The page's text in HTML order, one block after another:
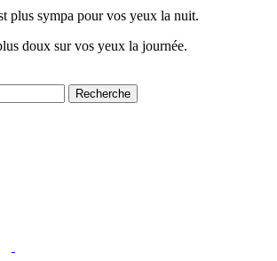
plus sympa pour vos yeux la nuit.
doux sur vos yeux la journée.
Recherche